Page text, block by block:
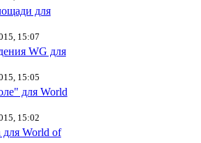
для
15:07
WG для
15:05
для World
15:02
для World of